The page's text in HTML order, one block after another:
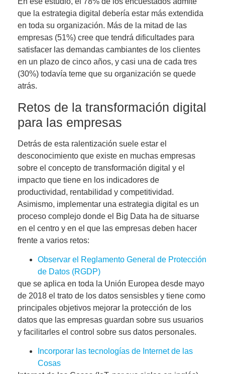
que la estrategia digital debería estar más extendida
en toda su organización. Más de la mitad de las
empresas (51%) cree que tendrá dificultades para
satisfacer las demandas cambiantes de los clientes
en un plazo de cinco años, y casi una de cada tres
(30%) todavía teme que su organización se quede
atrás.
Retos de la transformación digital
para las empresas
Detrás de esta ralentización suele estar el
desconocimiento que existe en muchas empresas
sobre el concepto de transformación digital y el
impacto que tiene en los indicadores de
productividad, rentabilidad y competitividad.
Asimismo, implementar una estrategia digital es un
proceso complejo donde el Big Data ha de situarse
en el centro y en el que las empresas deben hacer
frente a varios retos:
Observar el Reglamento General de Protección
de Datos (RGDP)
que se aplica en toda la Unión Europea desde mayo
de 2018 el trato de los datos sensisbles y tiene como
principales objetivos mejorar la protección de los
datos que las empresas guardan sobre sus usuarios
y facilitarles el control sobre sus datos personales.
Incorporar las tecnologías de Internet de las
Cosas